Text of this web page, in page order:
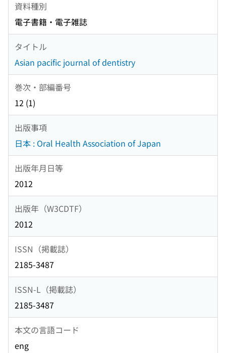
資料種別
電子書籍・電子雑誌
タイトル
Asian pacific journal of dentistry
巻次・部編番号
12 (1)
出版事項
日本 : Oral Health Association of Japan
出版年月日等
2012
出版年（W3CDTF）
2012
ISSN（掲載誌）
2185-3487
ISSN-L（掲載誌）
2185-3487
本文の言語コード
eng